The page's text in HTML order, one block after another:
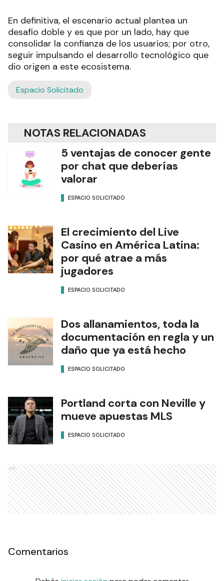
En definitiva, el escenario actual plantea un
desafío doble y es que por un lado, hay que
consolidar la confianza de los usuarios; por otro,
seguir impulsando el desarrollo tecnológico que
dio origen a este ecosistema.
Espacio Solicitado
NOTAS RELACIONADAS
5 ventajas de conocer gente
por chat que deberías
valorar
ESPACIO SOLICITADO
El crecimiento del Live
Casino en América Latina:
por qué atrae a más
jugadores
ESPACIO SOLICITADO
Dos allanamientos, toda la
documentación en regla y un
daño que ya está hecho
ESPACIO SOLICITADO
Portland corta con Neville y
mueve apuestas MLS
ESPACIO SOLICITADO
Ads
Comentarios